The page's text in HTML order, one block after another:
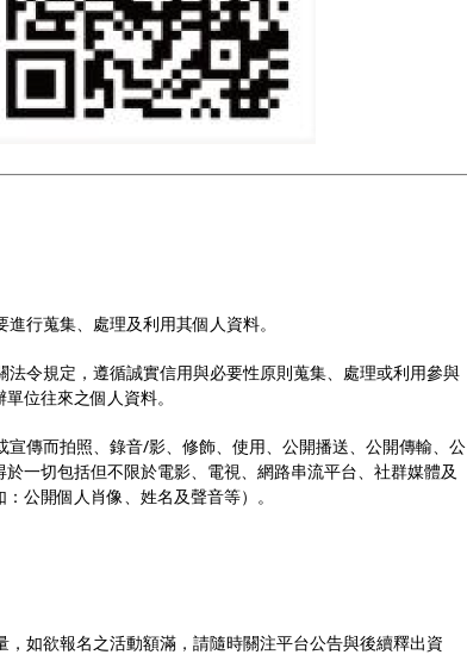
行蒐集、處理及利用其個人資料。
令規定，遵循誠實信用與必要性原則蒐集、處理或利用參與
位往來之個人資料。
傳而拍照、錄音/影、修飾、使用、公開播送、公開傳輸、公
一切包括但不限於電影、電視、網路串流平台、社群媒體及
公開個人肖像、姓名及聲音等）。
如欲報名之活動額滿，請隨時關注平台公告與後續釋出資